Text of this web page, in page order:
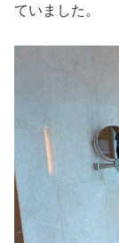
ていました。